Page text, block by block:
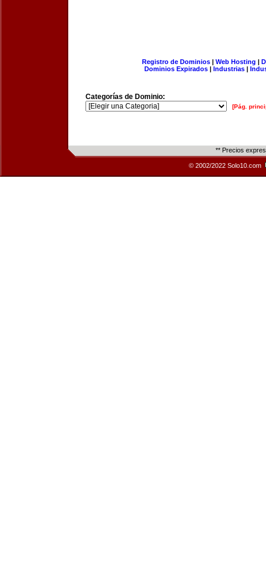
Registro de Dominios| Web Hosting |
Dominios Expirados | Industrias |
Categorías de Dominio:
[Pág.
** Precios
© 2002/2022 Solo10.com